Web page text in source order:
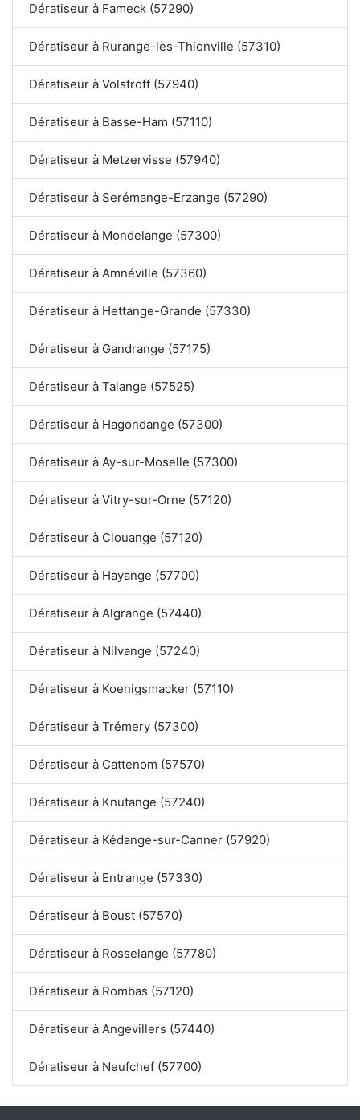
Dératiseur à Fameck (57290)
Dératiseur à Rurange-lès-Thionville (57310)
Dératiseur à Volstroff (57940)
Dératiseur à Basse-Ham (57110)
Dératiseur à Metzervisse (57940)
Dératiseur à Serémange-Erzange (57290)
Dératiseur à Mondelange (57300)
Dératiseur à Amnéville (57360)
Dératiseur à Hettange-Grande (57330)
Dératiseur à Gandrange (57175)
Dératiseur à Talange (57525)
Dératiseur à Hagondange (57300)
Dératiseur à Ay-sur-Moselle (57300)
Dératiseur à Vitry-sur-Orne (57120)
Dératiseur à Clouange (57120)
Dératiseur à Hayange (57700)
Dératiseur à Algrange (57440)
Dératiseur à Nilvange (57240)
Dératiseur à Koenigsmacker (57110)
Dératiseur à Trémery (57300)
Dératiseur à Cattenom (57570)
Dératiseur à Knutange (57240)
Dératiseur à Kédange-sur-Canner (57920)
Dératiseur à Entrange (57330)
Dératiseur à Boust (57570)
Dératiseur à Rosselange (57780)
Dératiseur à Rombas (57120)
Dératiseur à Angevillers (57440)
Dératiseur à Neufchef (57700)